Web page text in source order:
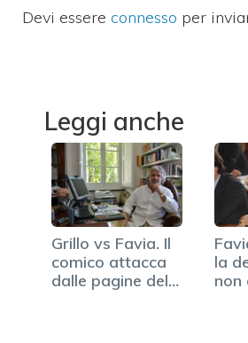
Devi essere connesso per
Leggi anche
Grillo vs Favia. Il
comico attacca
dalle pagine del
la
non